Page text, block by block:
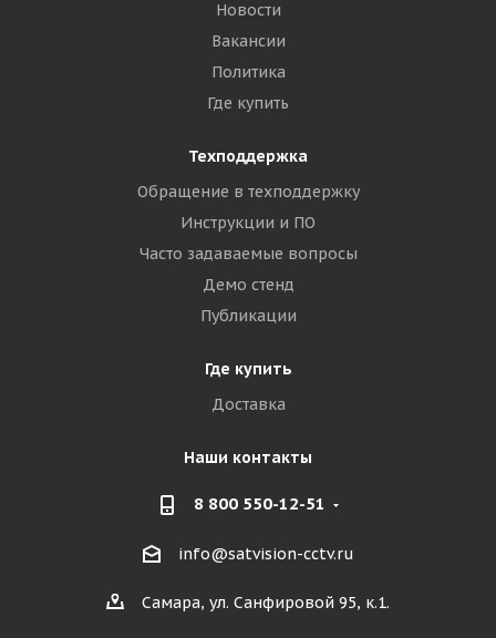
Новости
Вакансии
Политика
Где купить
Техподдержка
Обращение в техподдержку
Инструкции и ПО
Часто задаваемые вопросы
Демо стенд
Публикации
Где купить
Доставка
Наши контакты
8 800 550-12-51
info@satvision-cctv.ru
Самара, ул. Санфировой 95, к.1.